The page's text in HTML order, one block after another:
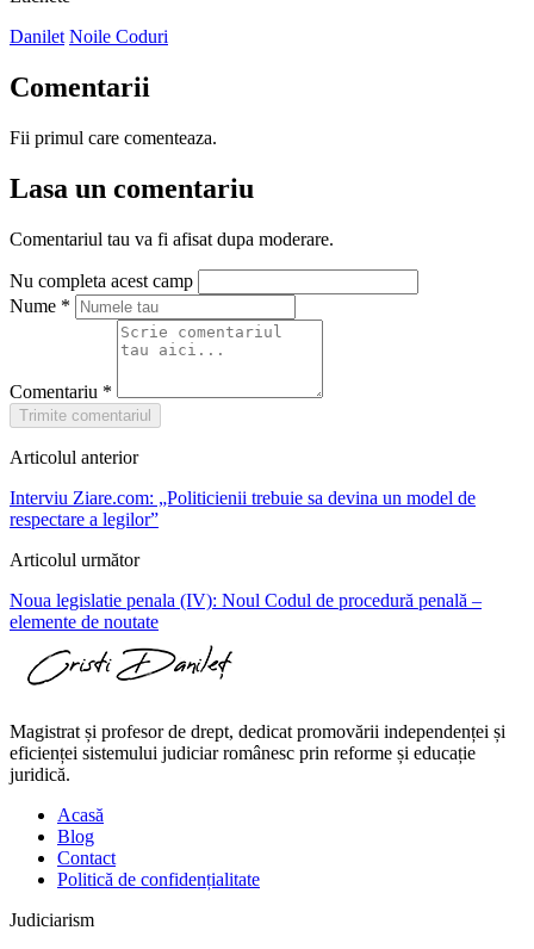
Danilet Noile Coduri
Comentarii
Fii primul care comenteaza.
Lasa un comentariu
Comentariul tau va fi afisat dupa moderare.
Nu completa acest camp
Nume *
Comentariu *
Trimite comentariul
Articolul anterior
Interviu Ziare.com: „Politicienii trebuie sa devina un model de
respectare a legilor”
Articolul următor
Noua legislatie penala (IV): Noul Codul de procedură penală –
elemente de noutate
Magistrat și profesor de drept, dedicat promovării independenței și
eficienței sistemului judiciar românesc prin reforme și educație
juridică.
Acasă
Blog
Contact
Politică de confidențialitate
Judiciarism